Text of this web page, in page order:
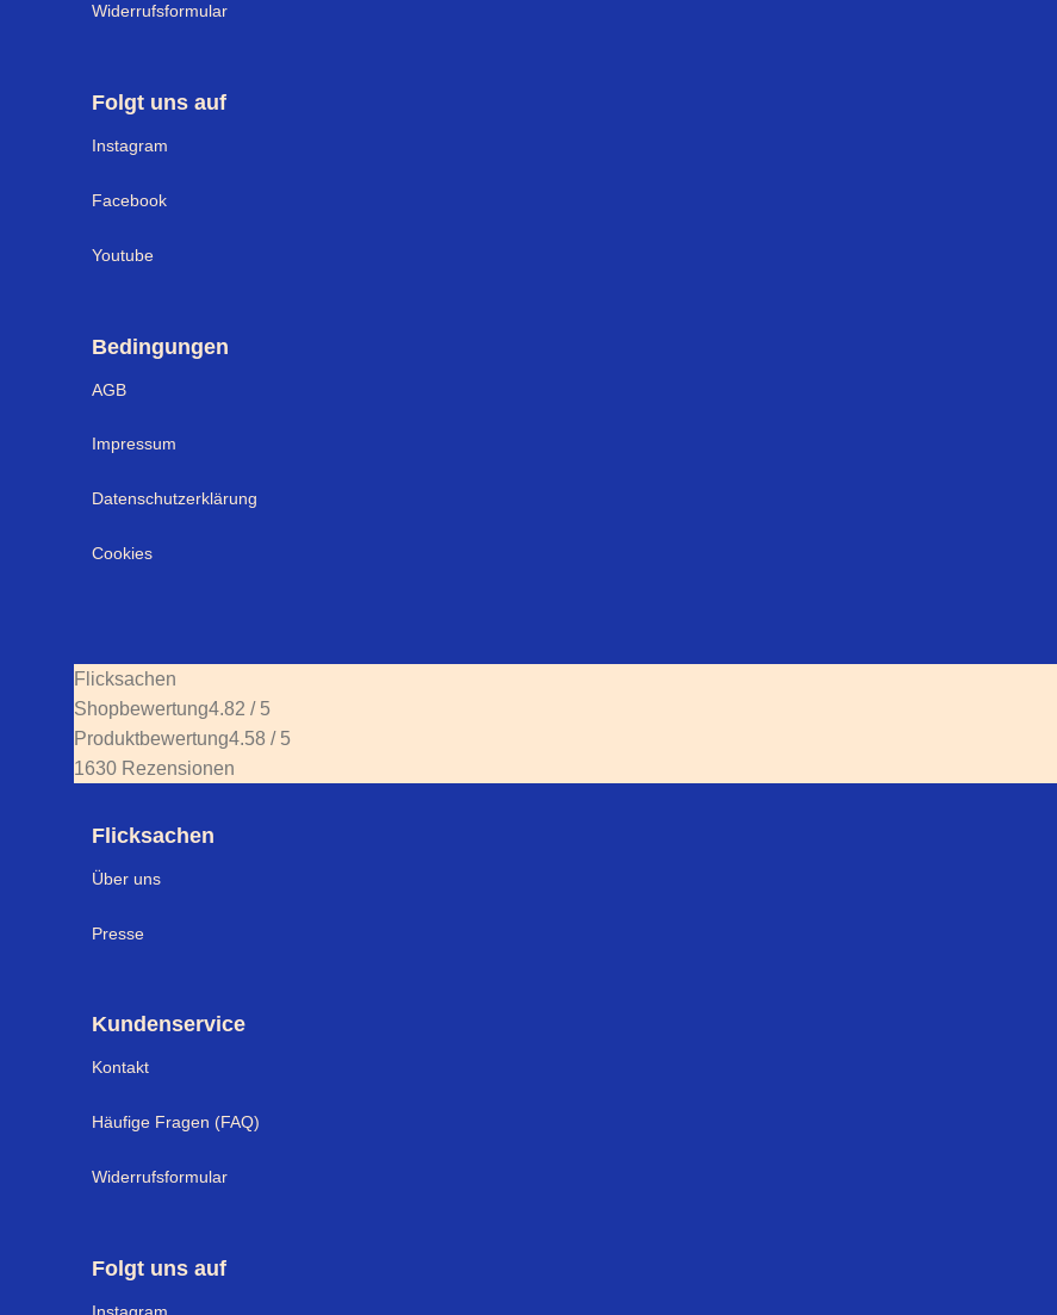
Widerrufsformular
Folgt uns auf
Instagram
Facebook
Youtube
Bedingungen
AGB
Impressum
Datenschutzerklärung
Cookies
Flicksachen
Shopbewertung4.82 / 5
Produktbewertung4.58 / 5
1630 Rezensionen
Flicksachen
Über uns
Presse
Kundenservice
Kontakt
Häufige Fragen (FAQ)
Widerrufsformular
Folgt uns auf
Instagram